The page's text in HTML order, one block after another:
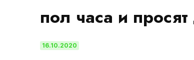
пол часа и
16.10.2020